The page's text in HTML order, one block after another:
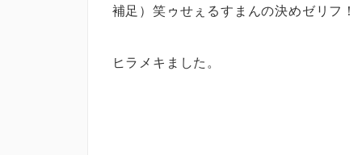
補足）笑ゥせぇるすまんの決めゼリフ！
ヒラメキました。